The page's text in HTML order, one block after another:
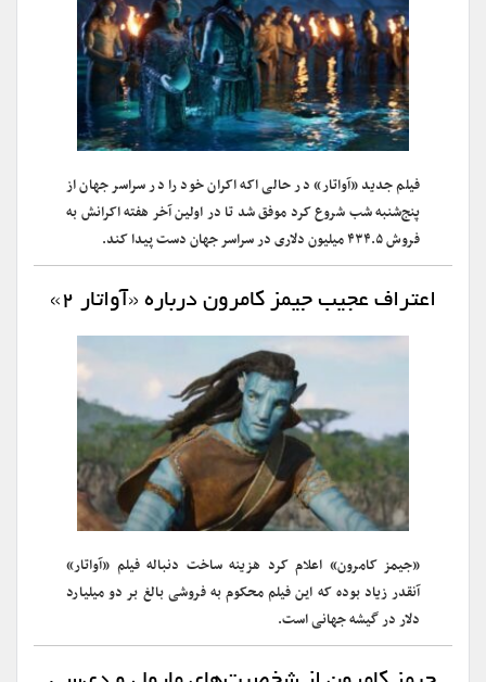
فیلم جدید «آواتار» در حالی اکه اکران خود را در سراسر جهان از
پنج‌شنبه شب شروع کرد موفق شد تا در اولین آخر هفته اکرانش به
فروش ۴۳۴.۵ میلیون دلاری در سراسر جهان دست‌ پیدا کند.
اعتراف عجیب جیمز کامرون درباره «آواتار ۲»
«جیمز کامرون» اعلام کرد هزینه ساخت دنباله فیلم «آواتار»
آنقدر زیاد بوده که این فیلم محکوم به فروشی بالغ بر دو میلیارد
دلار در گیشه جهانی است.